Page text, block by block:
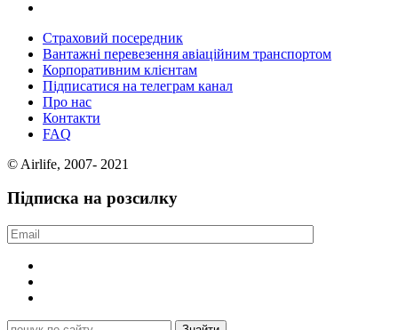
Страховий посередник
Вантажні перевезення авіаційним транспортом
Корпоративним клієнтам
Підписатися на телеграм канал
Про нас
Контакти
FAQ
© Airlife, 2007- 2021
Підписка на розсилку